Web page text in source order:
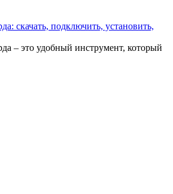
скачать, подключить, установить,
– это удобный инструмент, который